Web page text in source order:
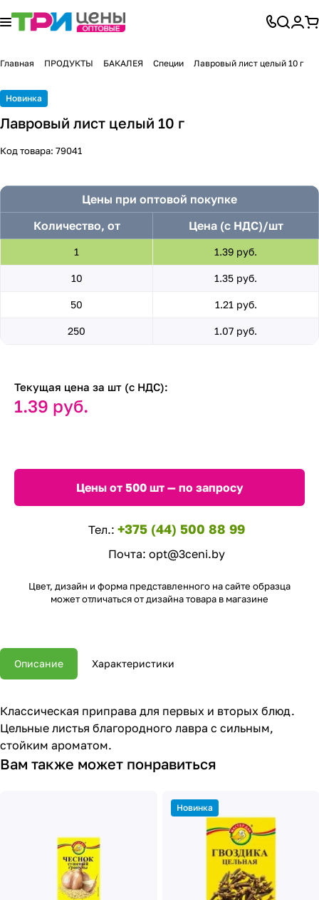
Главная ПРОДУКТЫ БАКАЛЕЯ Специи Лавровый лист целый 10 г
Новинка
Лавровый лист целый 10 г
Код товара: 79041
Цены при оптовой покупке
Количество, от
Цена (с НДС)/шт
1 1.39 руб.
10 1.35 руб.
50 1.21 руб.
250 1.07 руб.
Текущая цена за шт (с НДС):
1.39 руб.
Цены от 500 шт — по запросу
Тел.: +375 (44) 500 88 99
Почта: opt@3ceni.by
Цвет, дизайн и форма представленного на сайте образца
может отличаться от дизайна товара в магазине
Описание Характеристики
Классическая приправа для первых и вторых блюд.
Цельные листья благородного лавра с сильным,
стойким ароматом.
Вам также может понравиться
Новинка